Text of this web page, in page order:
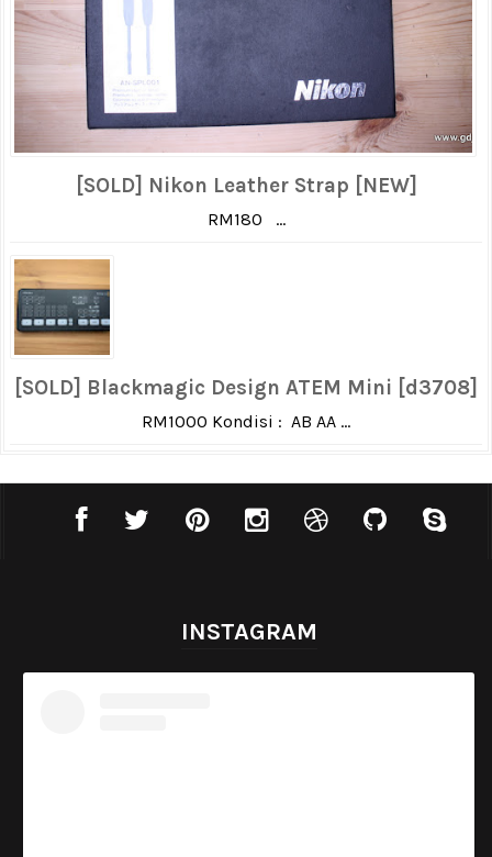
[SOLD] Nikon Leather Strap [NEW]
RM180 ...
[SOLD] Blackmagic Design ATEM Mini [d3708]
RM1000 Kondisi : AB AA ...
INSTAGRAM